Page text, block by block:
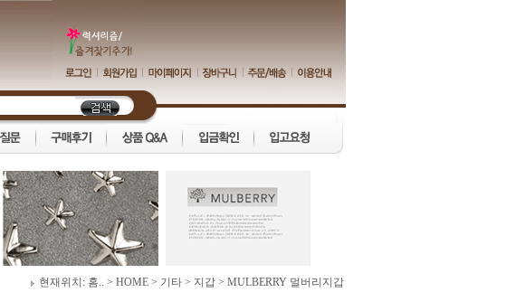
현재위치: 홈.. > HOME> 기타> 지갑> MULBERRY 멀버리지갑